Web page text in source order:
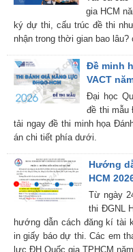
gia HCM
ký dự thi, cấu trúc đề thi
nhận trong thời gian bao
Đề minh
VACT
Đại học
đề thi mẫu
tải ngay đề thi minh họa
án chi tiết phía dưới.
Hướng
HCM
Từ ngày
thi ĐGNL
hướng dẫn cách đăng kí tài
in giấy báo dự thi. Các em
lực ĐH Quốc gia TPHCM